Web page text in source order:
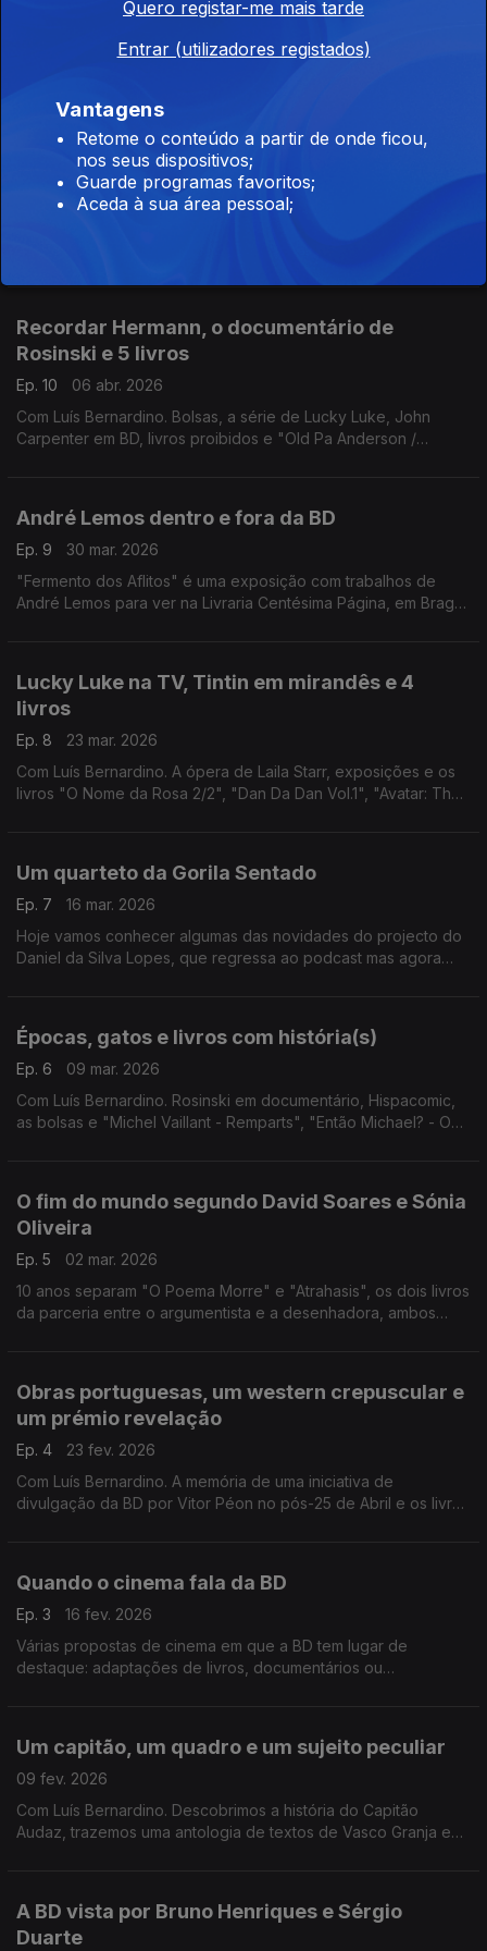
20 abr. 2026
Deus Selvagem", "Sangoma: Os Condenados da Cidade do
LouriBD 2026: irmãos Gandum, João Gil
Soares e Jules Spaniard
13 abr. 2026
Soares, Jules Spaniard e Jorge Deodato.
Recordar Hermann, o documentário de
Rosinski e 5 livros
Ep. 10
06 abr. 2026
Com Luís Bernardino. Bolsas, a série de Lucky Luke, John
Carpenter em BD, livros proibidos e "Old Pa Anderson /
André Lemos dentro e fora da BD
Ep. 9
30 mar. 2026
"Fermento dos Aflitos" é uma exposição com trabalhos de
André Lemos para ver na Livraria Centésima Página, em Braga.
Lucky Luke na TV, Tintin em mirandês e 4
livros
Ep. 8
23 mar. 2026
Com Luís Bernardino. A ópera de Laila Starr, exposições e os
livros "O Nome da Rosa 2/2", "Dan Da Dan Vol.1", "Avatar: The
Um quarteto da Gorila Sentado
Ep. 7
16 mar. 2026
Hoje vamos conhecer algumas das novidades do projecto do
Daniel da Silva Lopes, que regressa ao podcast mas agora
Épocas, gatos e livros com história(s)
Ep. 6
09 mar. 2026
Com Luís Bernardino. Rosinski em documentário, Hispacomic,
as bolsas e "Michel Vaillant - Remparts", "Então Michael? - O
O fim do mundo segundo David Soares e Sónia
Oliveira
Ep. 5
02 mar. 2026
10 anos separam "O Poema Morre" e "Atrahasis", os dois livros
da parceria entre o argumentista e a desenhadora, ambos
Obras portuguesas, um western crepuscular e
um prémio revelação
Ep. 4
23 fev. 2026
Com Luís Bernardino. A memória de uma iniciativa de
divulgação da BD por Vitor Péon no pós-25 de Abril e os livros
Quando o cinema fala da BD
Ep. 3
16 fev. 2026
Várias propostas de cinema em que a BD tem lugar de
destaque: adaptações de livros, documentários ou
Um capitão, um quadro e um sujeito peculiar
09 fev. 2026
Com Luís Bernardino. Descobrimos a história do Capitão
Audaz, trazemos uma antologia de textos de Vasco Granja e
A BD vista por Bruno Henriques e Sérgio
Duarte
Quero registar-me mais tarde
Entrar (utilizadores registados)
Vantagens
Retome o conteúdo a partir de onde ficou,
nos seus dispositivos;
Guarde programas favoritos;
Aceda à sua área pessoal;